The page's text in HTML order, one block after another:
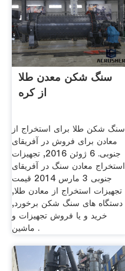
سنگ شکن معدن طلا
از کره
سنگ شکن طلا برای استخراج از
معادن برای فروش در آفریقای
جنوبی. 6 ژوئن 2016, تجهیزات
استخراج معادن سنگ در آفریقای
جنوبی 3 مارس 2014 قیمت
تجهیزات استخراج از معادن طلا,
دستگاه های سنگ شکن برخورد,
خرید و یا فروش تجهیزات و
ماشین .